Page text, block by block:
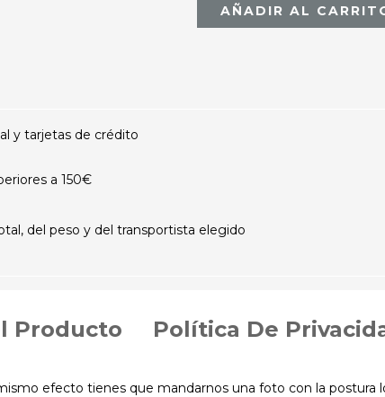
AÑADIR AL
y tarjetas de crédito
a 150€
del peso y del transportista elegido
Producto Política De
efecto tienes que mandarnos una foto con la postura